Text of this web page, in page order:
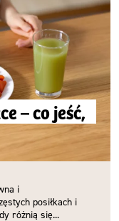
– co jeść,
i
posiłkach i
różnią się...